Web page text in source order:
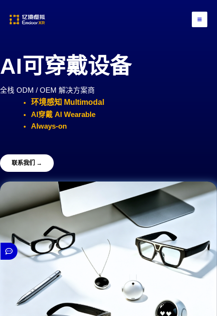
AI可穿戴设备
全栈 ODM / OEM 解决方案商
环境感知 Multimodal
Al穿戴 Al Wearable
Always-on
联系我们 →